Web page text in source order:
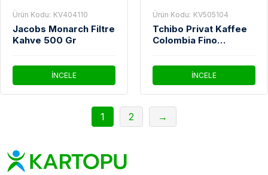
Ürün Kodu: KV404110
Jacobs Monarch Filtre
Kahve 500 Gr
İNCELE
Ürün Kodu: KV505104
Tchibo Privat Kaffee
Colombia Fino
Gr (Kafeinsiz)
İNCELE
1 2 →